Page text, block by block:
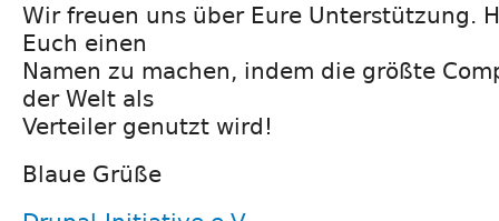
Wir freuen uns über Eure Unterstützung.
Euch einen
Namen zu machen, indem die größte
der Welt als
Verteiler genutzt wird!
Blaue Grüße